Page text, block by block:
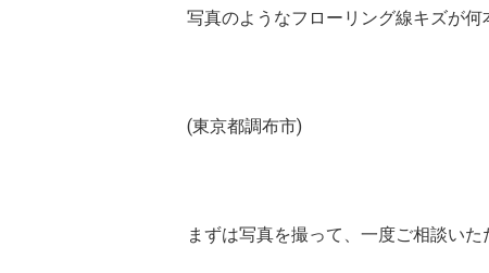
写真のようなフローリング線キズが
(東京都調布市)
まずは写真を撮って、一度ご相談いた